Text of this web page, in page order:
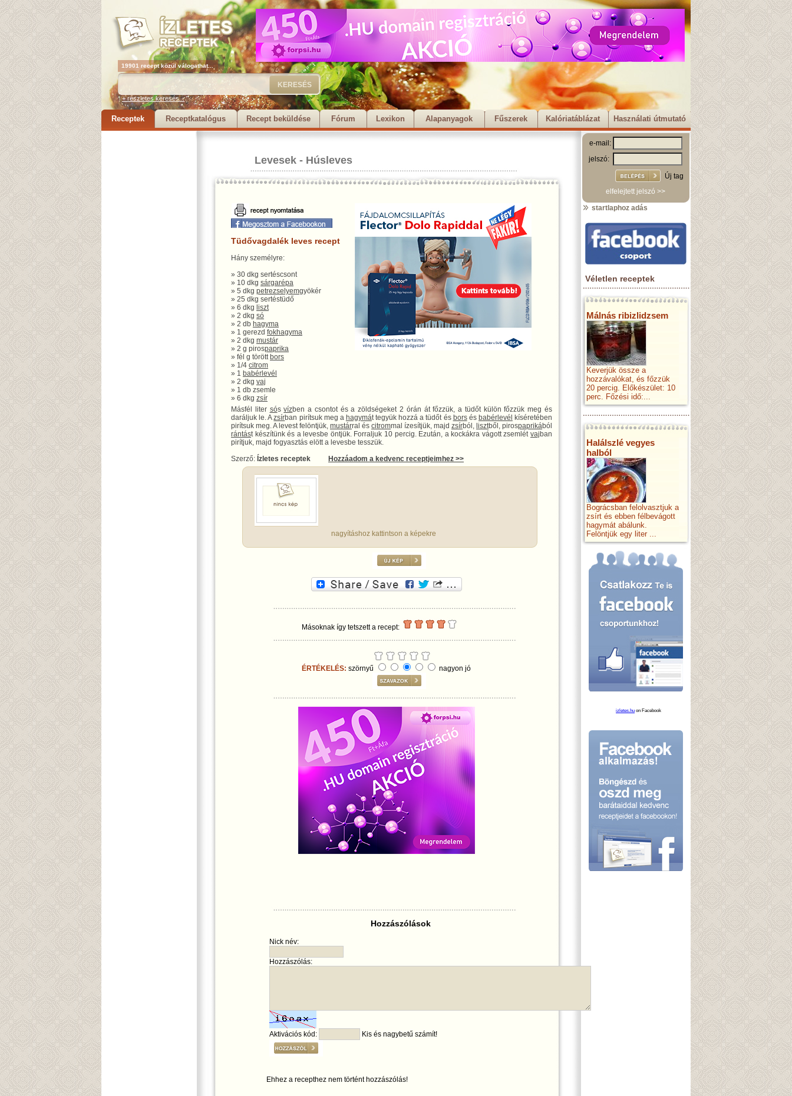
19901 recept közül válogathat...
+ részletes keresés...
Receptek Receptkatalógus Recept beküldése Fórum Lexikon Alapanyagok Fűszerek Kalóriatáblázat Használati útmutató
Levesek - Húsleves
Tüdővagdalék leves recept
Hány személyre:
» 30 dkg sertéscsont
» 10 dkg sárgarépa
» 5 dkg petrezselyemgyökér
» 25 dkg sertéstüdő
» 6 dkg liszt
» 2 dkg só
» 2 db hagyma
» 1 gerezd fokhagyma
» 2 dkg mustár
» 2 g pirospaprika
» fél g törött bors
» 1/4 citrom
» 1 babérlevél
» 2 dkg vaj
» 1 db zsemle
» 6 dkg zsír
Másfél liter sósvízben a csontot és a zöldségeket 2 órán át főzzük, a tüdőt külön főzzük meg és
daráljuk le. Azsírban pirítsuk meg a hagymát tegyük hozzá a tüdőt és borsés babérlevél
kíséretében
pirítsuk meg. A levest felöntjük, mustárral és citrommal ízesítjük, majd zsírból, lisztből, pirospaprikából
rántást készítünk és a levesbe öntjük. Forraljuk 10 percig. Ezután, a kockákra vágott zsemlét vajban
pirítjuk, majd fogyasztás elött a levesbe tesszük.
Szerző: Ízletes receptek Hozzáadom a kedvenc receptjeimhez >>
nagyításhoz kattintson a képekre
Másoknak így tetszett a recept:
ÉRTÉKELÉS: szörnyű nagyon jó
Hozzászólások
Nick név:
Hozzászólás:
Aktivációs kód: Kis és nagybetű számít!
Ehhez a recepthez nem történt hozzászólás!
e-mail:
jelszó:
Új tag
elfelejtett jelszó >>
startlaphoz adás
Véletlen receptek
Málnás ribizlidzsem
Keverjük össze a
hozzávalókat, és főzzük
20 percig. Előkészület: 10
perc. Főzési idő:...
Halálszlé vegyes
halból
Bográcsban felolvasztjuk a
zsírt és ebben félbevágott
hagymát abálunk.
Felöntjük egy liter ...
izletes.hu on Facebook